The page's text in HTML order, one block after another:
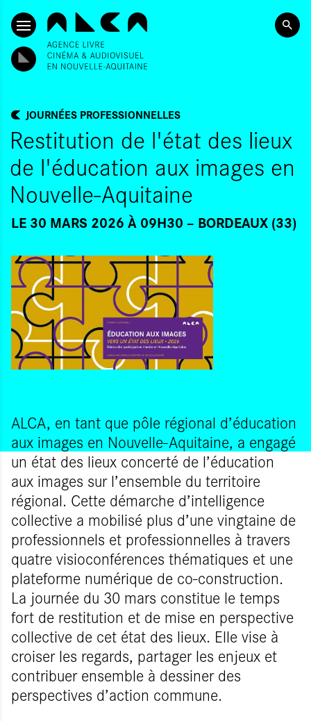
ALLER AU CONTENU PRINCIPAL
JOURNÉES PROFESSIONNELLES
Restitution de l'état des lieux
de l'éducation aux images en
Nouvelle-Aquitaine
LE 30 MARS 2026 À 09H30 BORDEAUX (33)
ALCA, en tant que pôle régional d’éducation
aux images en Nouvelle-Aquitaine, a engagé
un état des lieux concerté de l’éducation
aux images sur l’ensemble du territoire
régional. Cette démarche d’intelligence
collective a mobilisé plus d’une vingtaine de
professionnels et professionnelles à travers
quatre visioconférences thématiques et une
plateforme numérique de co-construction.
La journée du 30 mars constitue le temps
fort de restitution et de mise en perspective
collective de cet état des lieux. Elle vise à
croiser les regards, partager les enjeux et
contribuer ensemble à dessiner des
perspectives d’action commune.